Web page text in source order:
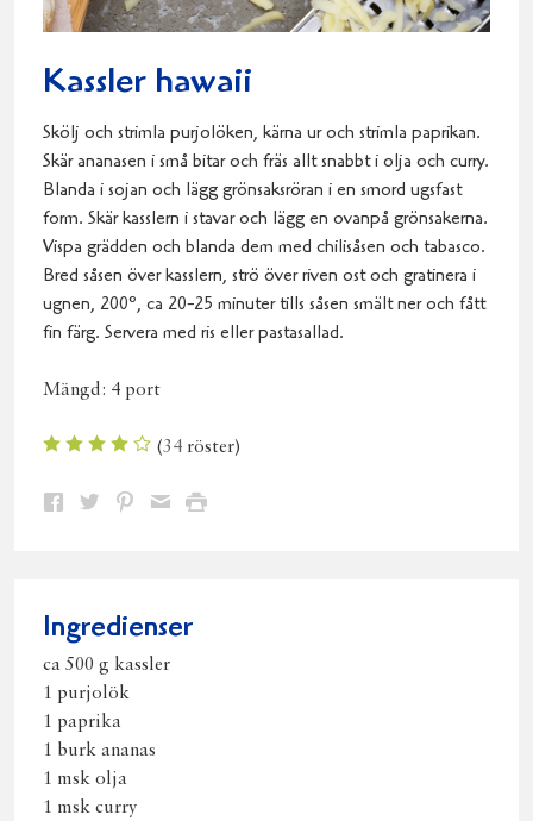
Kassler hawaii
Skölj och strimla purjolöken, kärna ur och strimla paprikan.
Skär ananasen i små bitar och fräs allt snabbt i olja och curry.
Blanda i sojan och lägg grönsaksröran i en smord ugsfast
form. Skär kasslern i stavar och lägg en ovanpå grönsakerna.
Vispa grädden och blanda dem med chilisåsen och tabasco.
Bred såsen över kasslern, strö över riven ost och gratinera i
ugnen, 200º, ca 20-25 minuter tills såsen smält ner och fått
fin färg. Servera med ris eller pastasallad.
Mängd: 4 port
(34 röster)
Dela Dela Dela DelaSkriv
Ingredienser
ca 500 g kassler
1 purjolök
1 paprika
1 burk ananas
1 msk olja
1 msk curry